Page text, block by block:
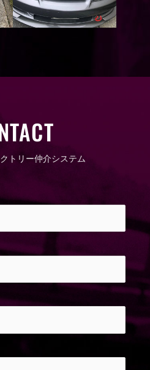
トリー仲介システム